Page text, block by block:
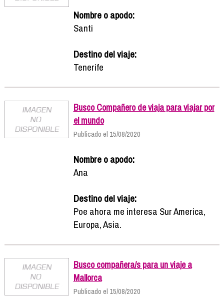
Nombre o apodo:
Santi
Destino del viaje:
Tenerife
Busco Compañero de viaja para viajar por
el mundo
Publicado el 15/08/2020
Nombre o apodo:
Ana
Destino del viaje:
Poe ahora me interesa Sur America,
Europa, Asia.
Busco compañera/s para un viaje a
Mallorca
Publicado el 15/08/2020